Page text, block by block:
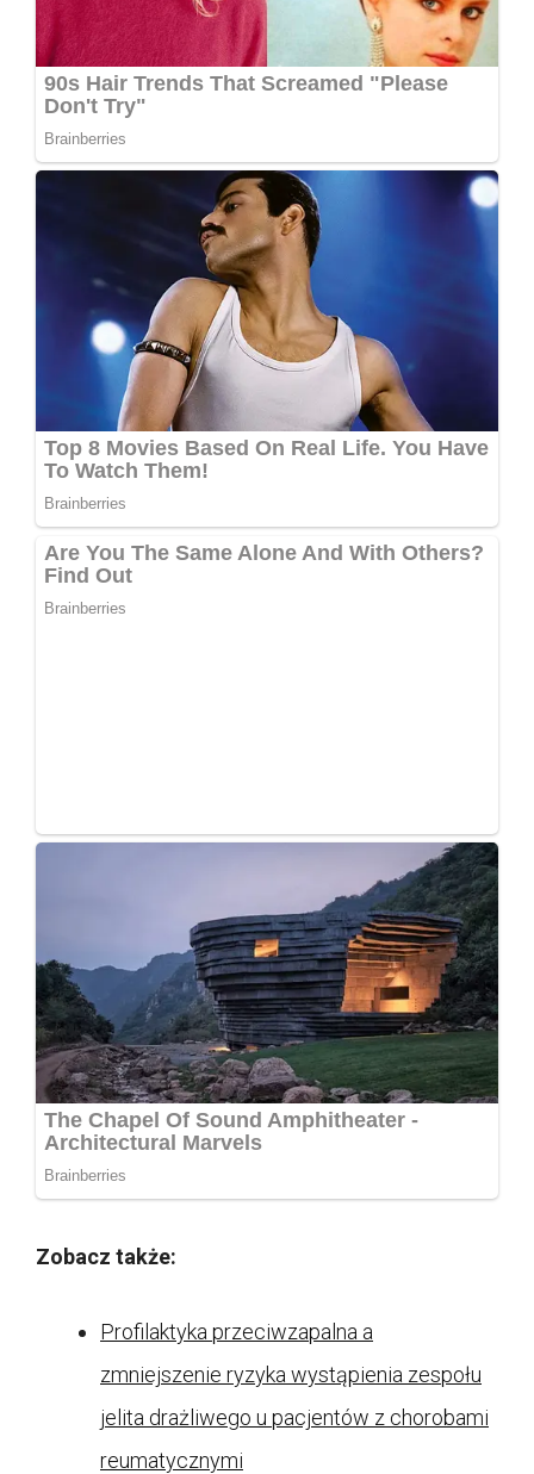
Zobacz także:
Profilaktyka przeciwzapalna a
zmniejszenie ryzyka wystąpienia zespołu
jelita drażliwego u pacjentów z chorobami
reumatycznymi